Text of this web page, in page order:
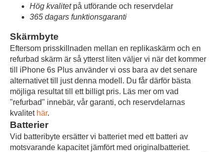
Hög kvalitetpå utförande och reservdelar
365 dagars funktionsgaranti
Skärmbyte
Eftersom prisskillnaden mellan en replikaskärm och en
refurbad skärm är så ytterst liten väljer vi när det kommer
till iPhone 6s Plus använder vi oss bara av det senare
alternativet till just denna modell. Du får därför bästa
möjliga resultat till ett billigt pris. Läs mer om vad
"refurbad" innebär, vår garanti, och reservdelarnas
kvalitet här.
Batterier
Vid batteribyte ersätter vi batteriet med ett batteri av
motsvarande kapacitet jämfört med originalbatteriet.